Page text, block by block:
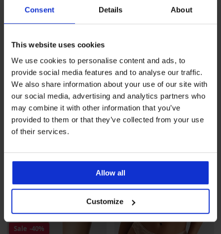
Consent Details About
This website uses cookies
We use cookies to personalise content and ads, to
provide social media features and to analyse our traffic.
We also share information about your use of our site with
our social media, advertising and analytics partners who
may combine it with other information that you’ve
provided to them or that they’ve collected from your use
of their services.
Allow all
Customize
Klassischer Slip Fantasie
B...
36,99 €Aktion 3+1 GRATIS
Rabatt
35,99 € Alter Preis
59,99 €
LIMITED
Sale -40%
LIMITED